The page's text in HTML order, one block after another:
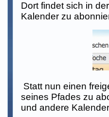
Dort findet sich in
Kalender zu
Statt nun einen
seines Pfades zu
und andere